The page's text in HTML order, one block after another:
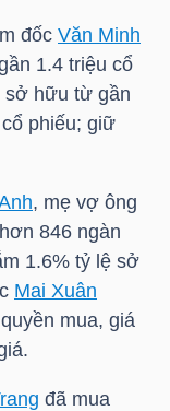
đốc Văn Minh
1.4 triệu cổ
sở hữu từ gần
phiếu; giữ
, mẹ vợ ông
846 ngàn
1.6% tỷ lệ sở
Mai Xuân
mua, giá
đã mua